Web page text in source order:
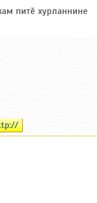
питӗ хурланнине